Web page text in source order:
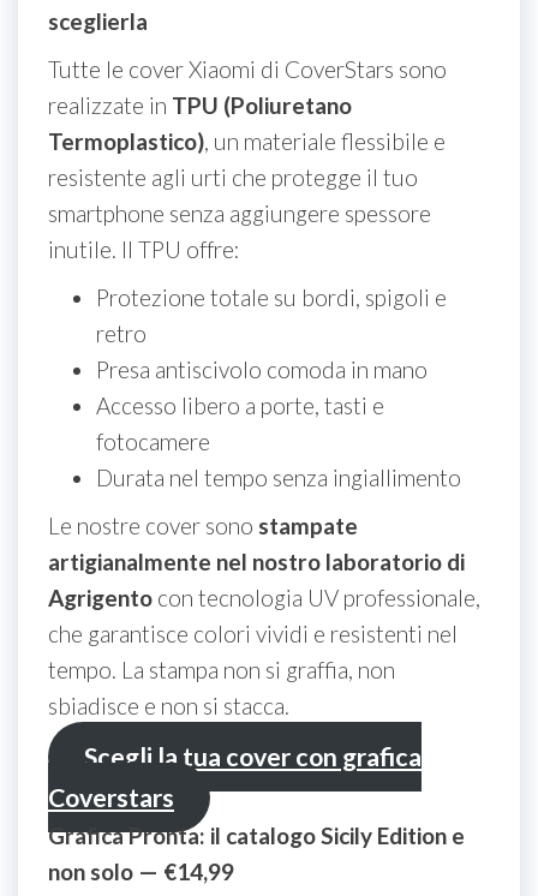
sceglierla
Tutte le cover Xiaomi di CoverStars sono
realizzate in TPU (Poliuretano
Termoplastico), un materiale flessibile e
resistente agli urti che protegge il tuo
smartphone senza aggiungere spessore
inutile. Il TPU offre:
Protezione totale su bordi, spigoli e
retro
Presa antiscivolo comoda in mano
Accesso libero a porte, tasti e
fotocamere
Durata nel tempo senza ingiallimento
Le nostre cover sono stampate
artigianalmente nel nostro laboratorio di
Agrigento con tecnologia UV professionale,
che garantisce colori vividi e resistenti nel
tempo. La stampa non si graffia, non
sbiadisce e non si stacca.
Scegli la tua cover con grafica
Coverstars
Grafica Pronta: il catalogo Sicily Edition e
non solo — €14,99